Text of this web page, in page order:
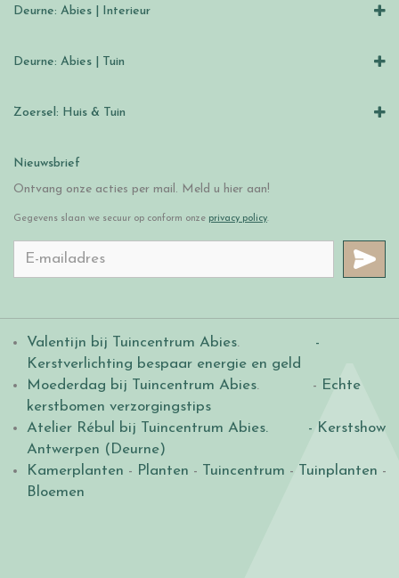
Deurne: Abies | Interieur
Deurne: Abies | Tuin
Zoersel: Huis & Tuin
Nieuwsbrief
Ontvang onze acties per mail. Meld u hier aan!
Gegevens slaan we secuur op conform onze privacy policy.
Valentijn bij Tuincentrum Abies.
-
Kerstverlichting bespaar energie en geld
Moederdag bij Tuincentrum Abies. - Echte
kerstbomen verzorgingstips
Atelier Rébul bij Tuincentrum Abies.
- Kerstshow
Antwerpen (Deurne)
Kamerplanten - Planten - Tuincentrum - Tuinplanten -
Bloemen